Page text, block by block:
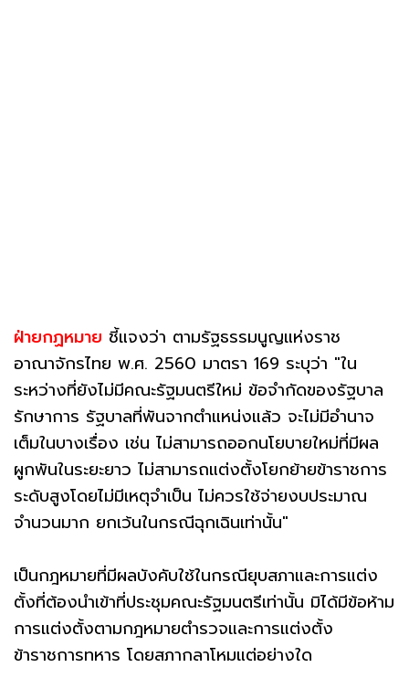
ฝ่ายกฏหมาย ชี้แจงว่า ตามรัฐธรรมนูญแห่งราช
อาณาจักรไทย พ.ศ. 2560 มาตรา 169 ระบุว่า "ใน
ระหว่างที่ยังไม่มีคณะรัฐมนตรีใหม่ ข้อจำกัดของรัฐบาล
รักษาการ รัฐบาลที่พันจากตำแหน่งแล้ว จะไม่มีอำนาจ
เต็มในบางเรื่อง เช่น ไม่สามารถออกนโยบายใหม่ที่มีผล
ผูกพันในระยะยาว ไม่สามารถแต่งตั้งโยกย้ายข้าราชการ
ระดับสูงโดยไม่มีเหตุจำเป็น ไม่ควรใช้จ่ายงบประมาณ
จำนวนมาก ยกเว้นในกรณีฉุกเฉินเท่านั้น"
เป็นกฎหมายที่มีผลบังคับใช้ในกรณียุบสภาและการแต่ง
ตั้งที่ต้องนำเข้าที่ประชุมคณะรัฐมนตรีเท่านั้น มิได้มีข้อห้าม
การแต่งตั้งตามกฎหมายตำรวจและการแต่งตั้ง
ข้าราชการทหาร โดยสภากลาโหมแต่อย่างใด